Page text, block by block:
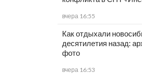
вчера 16:55
Как отдыхали
десятилетия назад:
фото
вчера 16:53